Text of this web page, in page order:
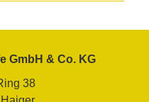
GmbH & Co. KG
38